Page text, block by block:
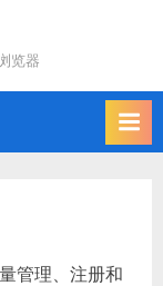
览器
管理、注册和